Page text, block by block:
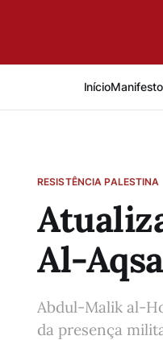
InícioManifesto
RESISTÊNCIA PALESTINA
Al-
Abdul-Malik al-
da presença